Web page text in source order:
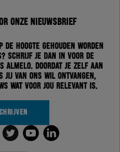
onze nieuwsbrief
hoogte gehouden worden
Schrijf je dan in voor de
Almelo. Doordat je zelf aan
jij van ons wil ontvangen,
wat voor jou relevant is.